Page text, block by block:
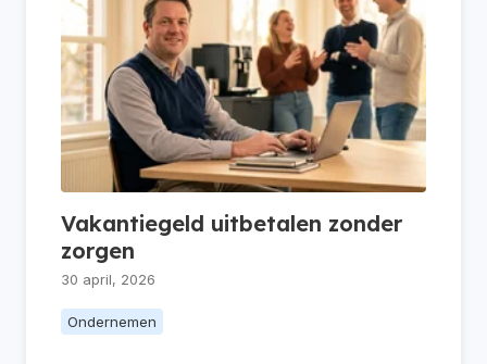
Vakantiegeld uitbetalen zonder
zorgen
30 april, 2026
Ondernemen